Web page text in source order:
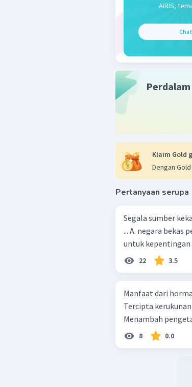
AiRIS,
Klaim Gold
Dengan
Pertanyaan serupa
Segala sumber
... A. negara bekas penjajah B. pejabat negara yang berpengaruh C. pemerintah
untuk kepentingan
22 3.5
Manfaat dari
Tercipta
Menambah
8 0.0